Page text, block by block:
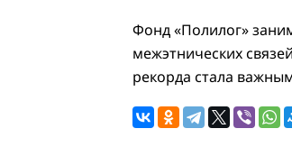
Фонд «Полилог»
межэтнических
рекорда стала